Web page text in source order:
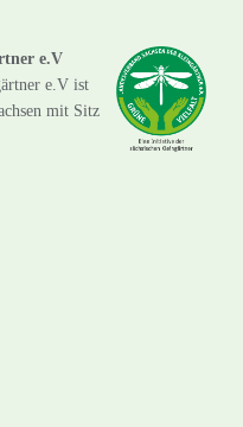
e.V
e.V ist
mit Sitz